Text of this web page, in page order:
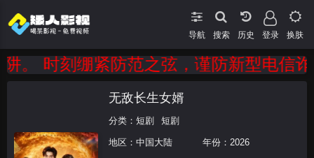
导航 搜索 登录 换肤
时刻绷紧防范之弦，谨防新型电信
无敌长生女婿
分类： 短剧 短剧
地区： 中国大陆 年份： 2026